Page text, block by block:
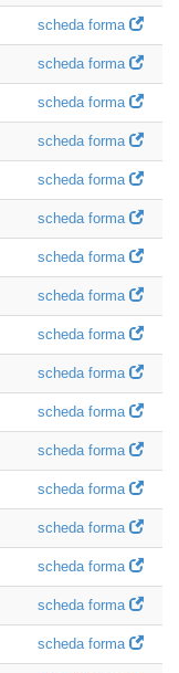
scheda forma
scheda forma
scheda forma
scheda forma
scheda forma
scheda forma
scheda forma
scheda forma
scheda forma
scheda forma
scheda forma
scheda forma
scheda forma
scheda forma
scheda forma
scheda forma
scheda forma